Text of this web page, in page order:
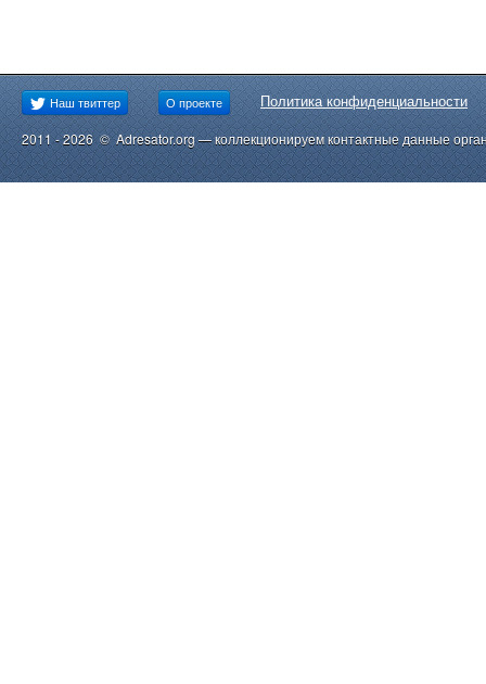
Наш твиттер О проекте Политика конфиденциальности
2011 - 2026 © Adresator.org — коллекционируем контактные данные